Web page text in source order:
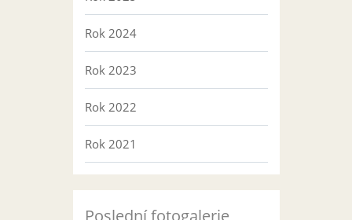
Rok 2024
Rok 2023
Rok 2022
Rok 2021
Poslední fotogalerie